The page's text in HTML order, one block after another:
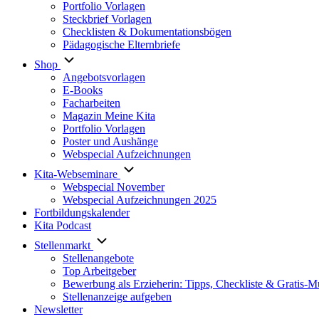
Portfolio Vorlagen
Steckbrief Vorlagen
Checklisten & Dokumentationsbögen
Pädagogische Elternbriefe
Shop
Angebotsvorlagen
E-Books
Facharbeiten
Magazin Meine Kita
Portfolio Vorlagen
Poster und Aushänge
Webspecial Aufzeichnungen
Kita-Webseminare
Webspecial November
Webspecial Aufzeichnungen 2025
Fortbildungskalender
Kita Podcast
Stellenmarkt
Stellenangebote
Top Arbeitgeber
Bewerbung als Erzieherin: Tipps, Checkliste & Gratis-
Stellenanzeige aufgeben
Newsletter